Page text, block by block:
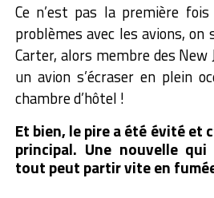
Ce n’est pas la première
problèmes avec les avions, on
Carter, alors membre des
un avion s’écraser en plein
chambre d’hôtel !
Et bien, le pire a été évité et
principal. Une nouvelle
tout peut partir vite en